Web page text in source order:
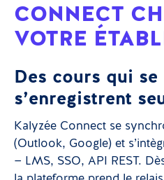
CONNECT
VOTRE
Des cours qui
s’enregistrent
Kalyzée Connect se
(Outlook, Google) et
— LMS, SSO, API REST.